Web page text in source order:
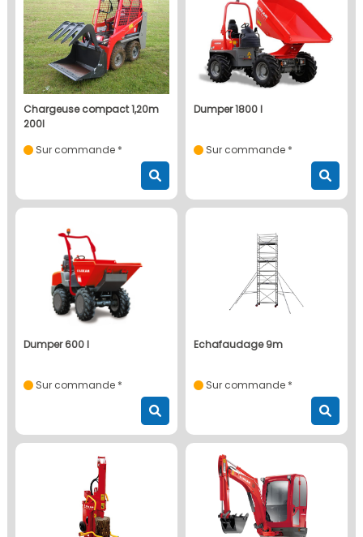
chargeuse compact 1,20m
200l
Sur commande *
dumper 1800 l
Sur commande *
dumper 600 l
Sur commande *
echafaudage 9m
Sur commande *